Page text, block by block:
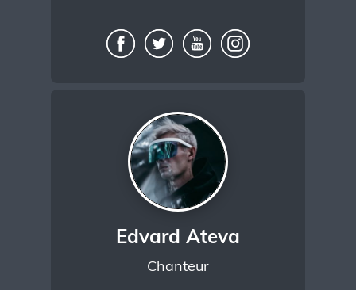
Edvard Ateva
Chanteur